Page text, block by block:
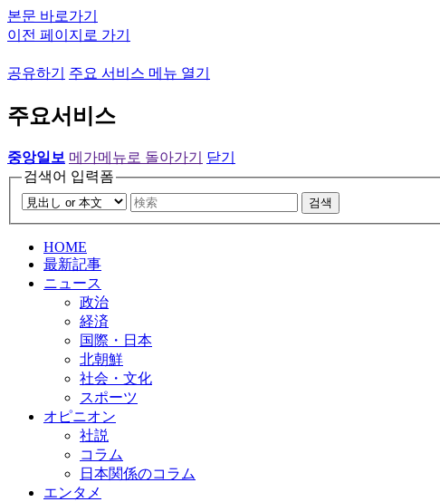
본문 바로가기
이전 페이지로 가기
공유하기 주요 서비스 메뉴 열기
주요서비스
중앙일보 메가메뉴로 돌아가기
닫기
검색어 입력폼
검색
HOME
最新記事
ニュース
政治
経済
国際・日本
北朝鮮
社会・文化
スポーツ
オピニオン
社説
コラム
日本関係のコラム
エンタメ